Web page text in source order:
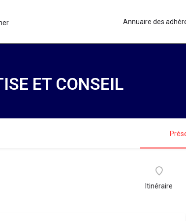
Annuaire des
ET CONSEIL
Itinéraire